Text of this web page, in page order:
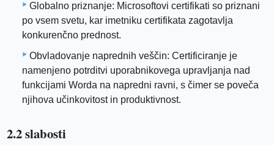
Globalno priznanje: Microsoftovi certifikati so priznani
po vsem svetu, kar imetniku certifikata zagotavlja
konkurenčno prednost.
Obvladovanje naprednih veščin: Certificiranje je
namenjeno potrditvi uporabnikovega upravljanja nad
funkcijami Worda na napredni ravni, s čimer se poveča
njihova učinkovitost in produktivnost.
2.2 slabosti